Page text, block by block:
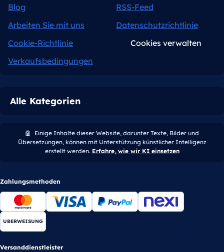
Blog
RSS-Feed
Arbeiten Sie mit uns
Datenschutzrichtlinie
Cookie-Richtlinie
Cookies verwalten
Verkaufsbedingungen
Alle Kategorien
🤖
Einige Inhalte dieser Website, darunter Texte, Bilder und
Übersetzungen, können mit Unterstützung künstlicher Intelligenz
erstellt werden. Erfahre, wie wir KI einsetzen
Zahlungsmethoden
UBERWEISUNG
Versanddienstleister